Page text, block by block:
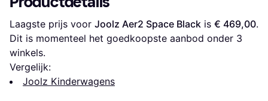
Laagste prijs voor Joolz Aer2 Space Black is € 469,00.
Dit is momenteel het goedkoopste aanbod onder 3
winkels.
Vergelijk:
Joolz Kinderwagens